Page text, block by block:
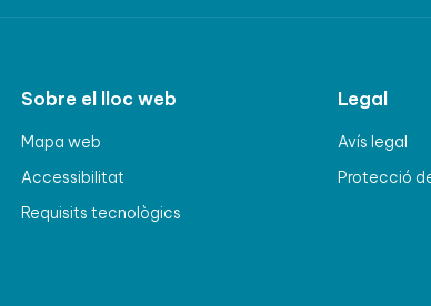
Sobre el lloc web
Mapa web
Accessibilitat
Requisits tecnològics
Legal
Avís legal
Protecció